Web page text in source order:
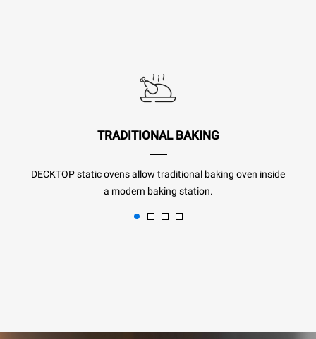
TRADITIONAL BAKING
DECKTOP static ovens allow traditional baking oven inside
a modern baking station.